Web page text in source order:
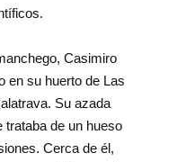
Casimiro
en su huerto de Las
Su azada
trataba de un hueso
Cerca de él,